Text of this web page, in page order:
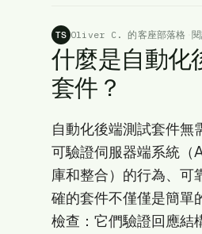
TS Oliver C. 的客座部落格
什麼是自動化
套件？
自動化後端測試套件無
可驗證伺服器端系統（
庫和整合）的行為、可
確的套件不僅僅是簡單
檢查：它們驗證回應結